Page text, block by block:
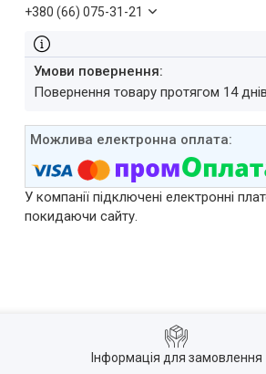
+380 (66) 075-31-21
повернення товару протягом 14
У компанії підключені електронні
покидаючи сайту.
Інформація для замовлення